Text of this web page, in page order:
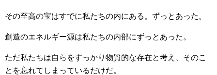
その至高の宝はすでに私たちの内にある。ずっとあった。
創造のエネルギー源は私たちの内部にずっとあった。
ただ私たちは自らをすっかり物質的な存在と考え、そのこ
とを忘れてしまっているだけだ。